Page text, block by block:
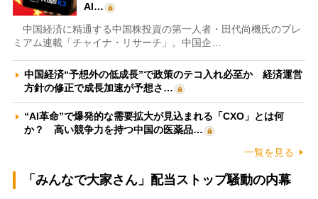
AI…
中国経済に精通する中国株投資の第一人者・田代尚機氏のプレ
ミアム連載「チャイナ・リサーチ」。中国企…
中国経済“予想外の低成長”で政策のテコ入れ必至か 経済運営
方針の修正で成長加速が予想さ…
“AI革命”で爆発的な需要拡大が見込まれる「CXO」とは何
か？ 高い競争力を持つ中国の医薬品…
一覧を見る
「みんなで大家さん」配当ストップ騒動の内幕